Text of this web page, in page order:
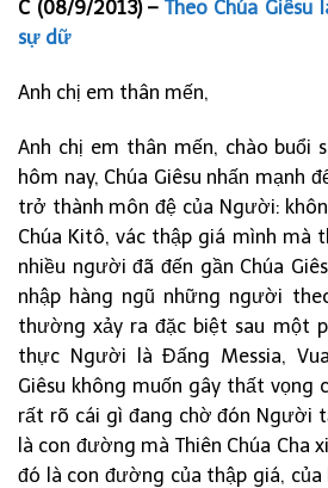
C (08/9/2013) – Theo Chúa Giêsu
sự dữ
Anh chị em thân mến,
Anh chị em thân mến, chào buổi
hôm nay, Chúa Giêsu nhấn mạnh
trở thành môn đệ của Người:
Chúa Kitô, vác thập giá mình mà
nhiều người đã đến gần Chúa
nhập hàng ngũ những người
thường xảy ra đặc biệt sau một
thực Người là Đấng Messia,
Giêsu không muốn gây thất vọng
rất rõ cái gì đang chờ đón Người
là con đường mà Thiên Chúa Cha
đó là con đường của thập giá, của